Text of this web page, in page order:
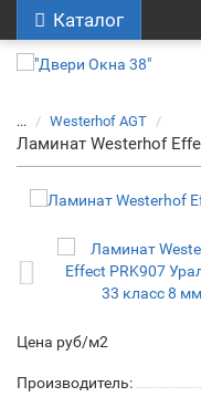
Каталог
... Westerhof AGT
Ламинат Westerhof
Цена руб/м2
Производитель: